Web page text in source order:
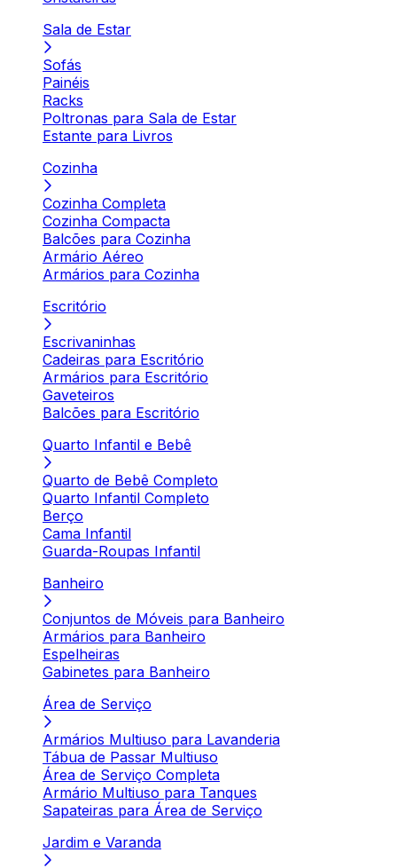
Sala de Estar
Sofás
Painéis
Racks
Poltronas para Sala de Estar
Estante para Livros
Cozinha
Cozinha Completa
Cozinha Compacta
Balcões para Cozinha
Armário Aéreo
Armários para Cozinha
Escritório
Escrivaninhas
Cadeiras para Escritório
Armários para Escritório
Gaveteiros
Balcões para Escritório
Quarto Infantil e Bebê
Quarto de Bebê Completo
Quarto Infantil Completo
Berço
Cama Infantil
Guarda-Roupas Infantil
Banheiro
Conjuntos de Móveis para Banheiro
Armários para Banheiro
Espelheiras
Gabinetes para Banheiro
Área de Serviço
Armários Multiuso para Lavanderia
Tábua de Passar Multiuso
Área de Serviço Completa
Armário Multiuso para Tanques
Sapateiras para Área de Serviço
Jardim e Varanda